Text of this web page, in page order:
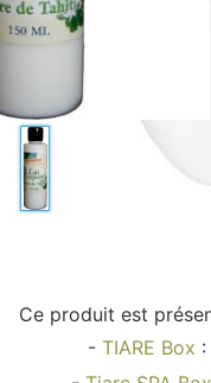
Ce produit est
- TIARE Box :